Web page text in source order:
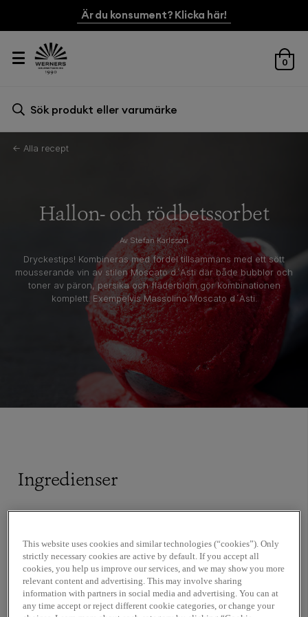
Är du konsument? Klicka här!
0
Sök
← Alla recept
Hallon- och rödbetssorbet
Av Stefan Karlsson
Dryckestips! Kombineras med fördel tillsammans med ett sött
mousserande vin av stilen Moscato d´Asti där både bubblor och
toner av päron, persika och fläderblom gör kombinationen
komplett. Exempelvis Massolino Moscato d´Asti.
Ingredienser
600 g rödbetsjuice (ca 1 kg rödbetor)
50 g hallonvinäger
300 g socker
100 g glukos, Sosa
saft av 2 citroner
This website uses cookies and similar technologies (“cookies”). Only
strictly necessary cookies are active by default. If you accept all
cookies, you help us improve our services, and we may show you more
relevant content and advertising. This may involve sharing
information with partners in social media and advertising. You can at
any time accept or reject different cookie categories, or change your